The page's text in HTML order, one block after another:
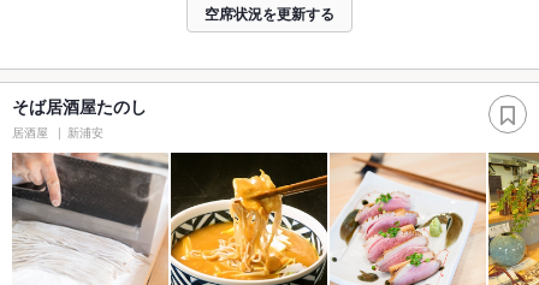
空席状況を更新する
そば居酒屋たのし
居酒屋 新浦安